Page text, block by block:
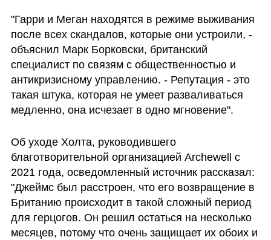
"Гарри и Меган находятся в режиме выживания
после всех скандалов, которые они устроили, -
объяснил Марк Борковски, британский
специалист по связям с общественностью и
антикризисному управлению. - Репутация - это
такая штука, которая не умеет разваливаться
медленно, она исчезает в одно мгновение".
Об уходе Холта, руководившего
благотворительной организацией Archewell с
2021 года, осведомленный источник рассказал:
"Джеймс был расстроен, что его возвращение в
Британию происходит в такой сложный период
для герцогов. Он решил остаться на несколько
месяцев, потому что очень защищает их обоих и